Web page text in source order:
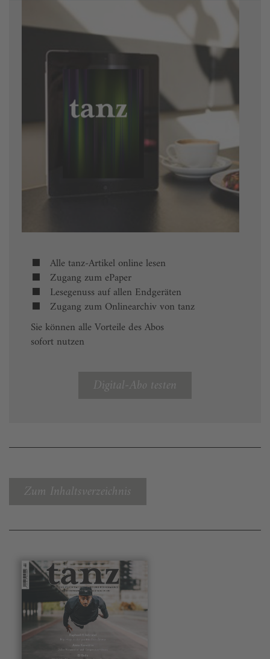
Alle tanz-Artikel online lesen
Zugang zum ePaper
Lesegenuss auf allen Endgeräten
Zugang zum Onlinearchiv von tanz
Sie können alle Vorteile des Abos
sofort nutzen
Digital-Abo testen
Zum Inhaltsverzeichnis